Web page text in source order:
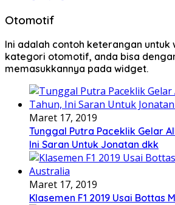
Otomotif
Ini adalah contoh keterangan untuk
kategori otomotif, anda bisa
memasukkannya pada widget.
Maret 17, 2019
Tunggal Putra Paceklik Gelar
Ini Saran Untuk Jonatan dkk
Maret 17, 2019
Klasemen F1 2019 Usai Bottas